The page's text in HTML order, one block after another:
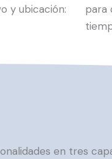
y ubicación:
para
en tres